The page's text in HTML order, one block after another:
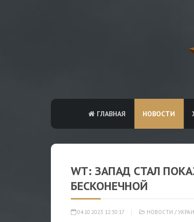
ГЛАВНАЯ НОВОСТИ
WT: ЗАПАД СТАЛ
БЕСКОНЕЧНОЙ
04.10.2023 12:30:17 НОВОСТИ /